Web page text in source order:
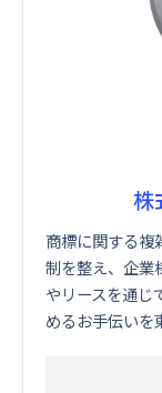
株
商標に関する複
制を整え、企業
やリースを通じ
めるお手伝いを